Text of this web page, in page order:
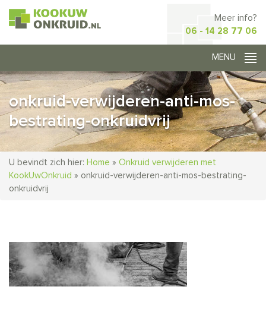
Meer info?
06 - 14 28 77 06
onkruid-verwijderen-anti-mos-
bestrating-onkruidvrij
U bevindt zich hier: Home » Onkruid verwijderen met
KookUwOnkruid » onkruid-verwijderen-anti-mos-bestrating-
onkruidvrij